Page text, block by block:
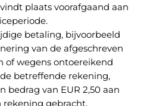
plaats voorafgaand aan
betaling, bijvoorbeeld
van de afgeschreven
of wegens ontoereikend
betreffende rekening,
bedrag van EUR 2,50 aan
rekening gebracht.